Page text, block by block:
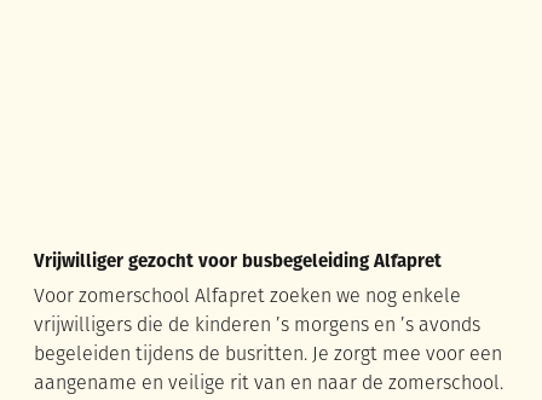
Vrijwilliger gezocht voor busbegeleiding Alfapret
Voor zomerschool Alfapret zoeken we nog enkele
vrijwilligers die de kinderen ’s morgens en ’s avonds
begeleiden tijdens de busritten. Je zorgt mee voor een
aangename en veilige rit van en naar de zomerschool.